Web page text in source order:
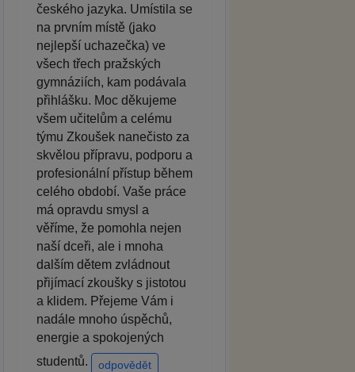
českého jazyka. Umístila se
na prvním místě (jako
nejlepší uchazečka) ve
všech třech pražských
gymnáziích, kam podávala
přihlášku. Moc děkujeme
všem učitelům a celému
týmu Zkoušek nanečisto za
skvělou přípravu, podporu a
profesionální přístup během
celého období. Vaše práce
má opravdu smysl a
věříme, že pomohla nejen
naší dceři, ale i mnoha
dalším dětem zvládnout
přijímací zkoušky s jistotou
a klidem. Přejeme Vám i
nadále mnoho úspěchů,
energie a spokojených
studentů.
odpovědět